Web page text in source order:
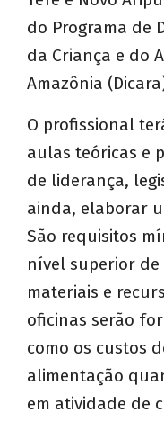
do Programa de
da Criança e do
Amazônia
O profissional
aulas teóricas e
de liderança,
ainda, elaborar
São requisitos
nível superior de
materiais e
oficinas serão
como os custos
alimentação
em atividade de